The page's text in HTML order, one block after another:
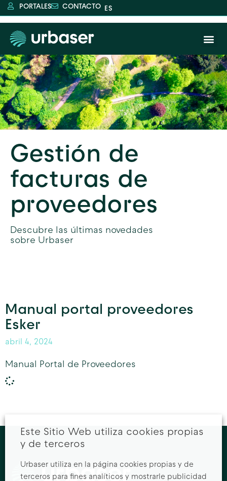
PORTALES CONTACTO
Gestión de
facturas de
proveedores
Descubre las últimas novedades
sobre Urbaser
Manual portal proveedores
Esker
abril 4, 2024
Manual Portal de Proveedores
Este Sitio Web utiliza cookies propias
y de terceros
Urbaser utiliza en la página cookies propias y de
terceros para fines analíticos y mostrarle publicidad